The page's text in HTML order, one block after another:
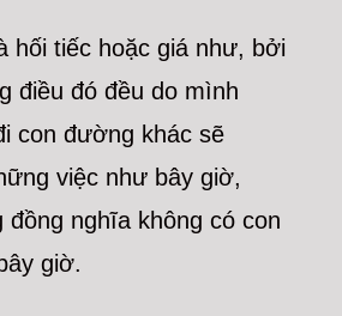
hối tiếc hoặc giá như, bởi
điều đó đều do mình
con đường khác sẽ
việc như bây giờ,
đồng nghĩa không có con
giờ.